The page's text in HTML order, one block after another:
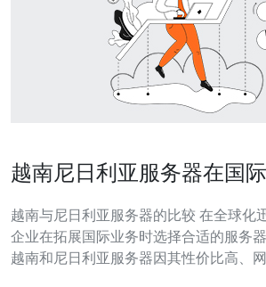
越南尼日利亚服务器在国
越南与尼日利亚服务器的比较 在全球化
企业在拓展国际业务时选择合适的服务
越南和尼日利亚服务器因其性价比高、